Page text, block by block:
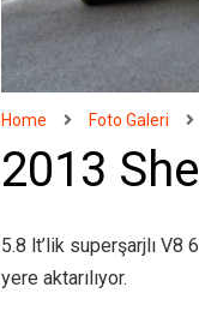
Home Foto Galeri
2013
5.8 lt’lik superşarjlı
yere aktarılıyor.